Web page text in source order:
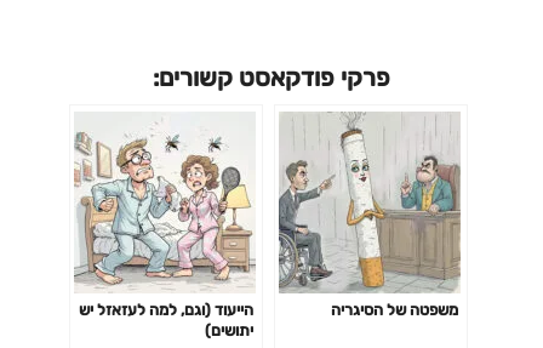
פרקי פודקאסט קשורים:
משפטה של הסיגריה
הייעוד (וגם, למה לעזאזל יש
יתושים)